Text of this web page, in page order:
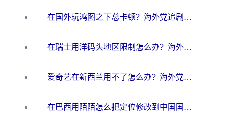
在国外玩鸿图之下总卡顿？海外党追剧听歌的3个实用解决方案
在瑞士用洋码头地区限制怎么办？海外华人必看的回国加速全攻略
爱奇艺在新西兰用不了怎么办？海外党亲测有效的回国加速方案
在巴西用陌陌怎么把定位修改到中国国内？海外党必看的回国加速全攻略